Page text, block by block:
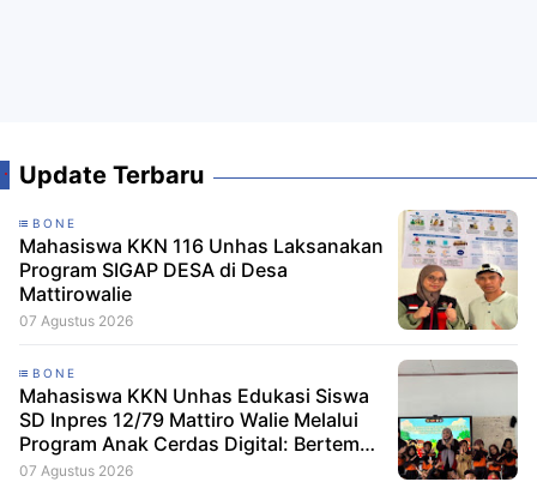
Update Terbaru
BONE
Mahasiswa KKN 116 Unhas Laksanakan
Program SIGAP DESA di Desa
Mattirowalie
07 Agustus 2026
BONE
Mahasiswa KKN Unhas Edukasi Siswa
SD Inpres 12/79 Mattiro Walie Melalui
Program Anak Cerdas Digital: Berteman
Baik, Berani Tolak Bullying
07 Agustus 2026